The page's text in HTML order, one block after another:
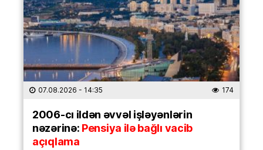
07.08.2026 - 14:35 174
2006-cı ildən əvvəl işləyənlərin
nəzərinə:Pensiya ilə bağlı vacib
açıqlama